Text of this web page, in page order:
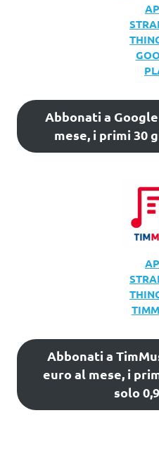
Abbonati a
mese, i primi 30
Abbonati a
euro al mese, i
solo